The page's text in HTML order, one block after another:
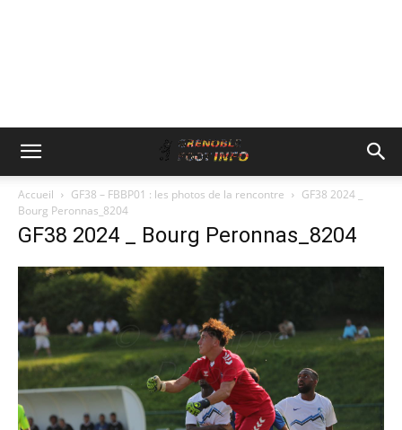
Accueil GF38 – FBBP01 : les photos de la rencontre
GF38 2024 _
Bourg Peronnas_8204
GF38 2024 _ Bourg Peronnas_8204